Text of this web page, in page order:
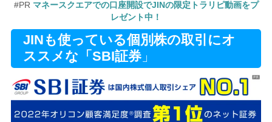
#PR マネースクエアでの口座開設でJINの限定トラリピ動画をプ
レゼント中！
JINも使っている個別株の取引にオ
ススメな「SBI証券」